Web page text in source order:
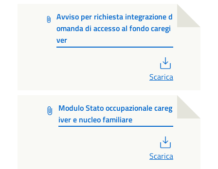
Avviso per richiesta integrazione d
omanda di accesso al fondo caregi
ver
Scarica
Modulo Stato occupazionale careg
iver e nucleo familiare
Scarica